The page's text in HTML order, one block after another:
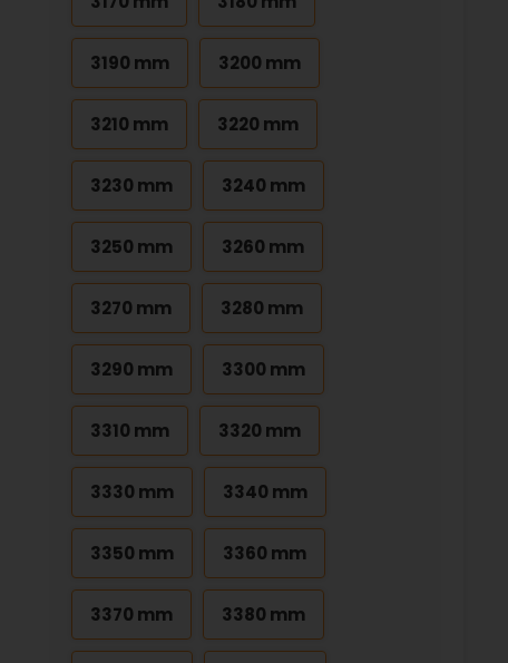
3190 mm 3200 mm
3210 mm 3220 mm
3230 mm 3240 mm
3250 mm 3260 mm
3270 mm 3280 mm
3290 mm 3300 mm
3310 mm 3320 mm
3330 mm 3340 mm
3350 mm 3360 mm
3370 mm 3380 mm